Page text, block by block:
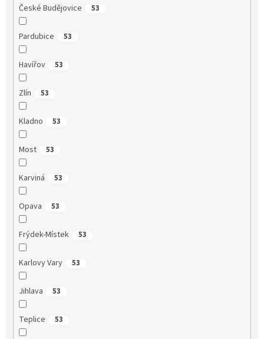
České Budějovice 53
Pardubice 53
Havířov 53
Zlín 53
Kladno 53
Most 53
Karviná 53
Opava 53
Frýdek-Místek 53
Karlovy Vary 53
Jihlava 53
Teplice 53